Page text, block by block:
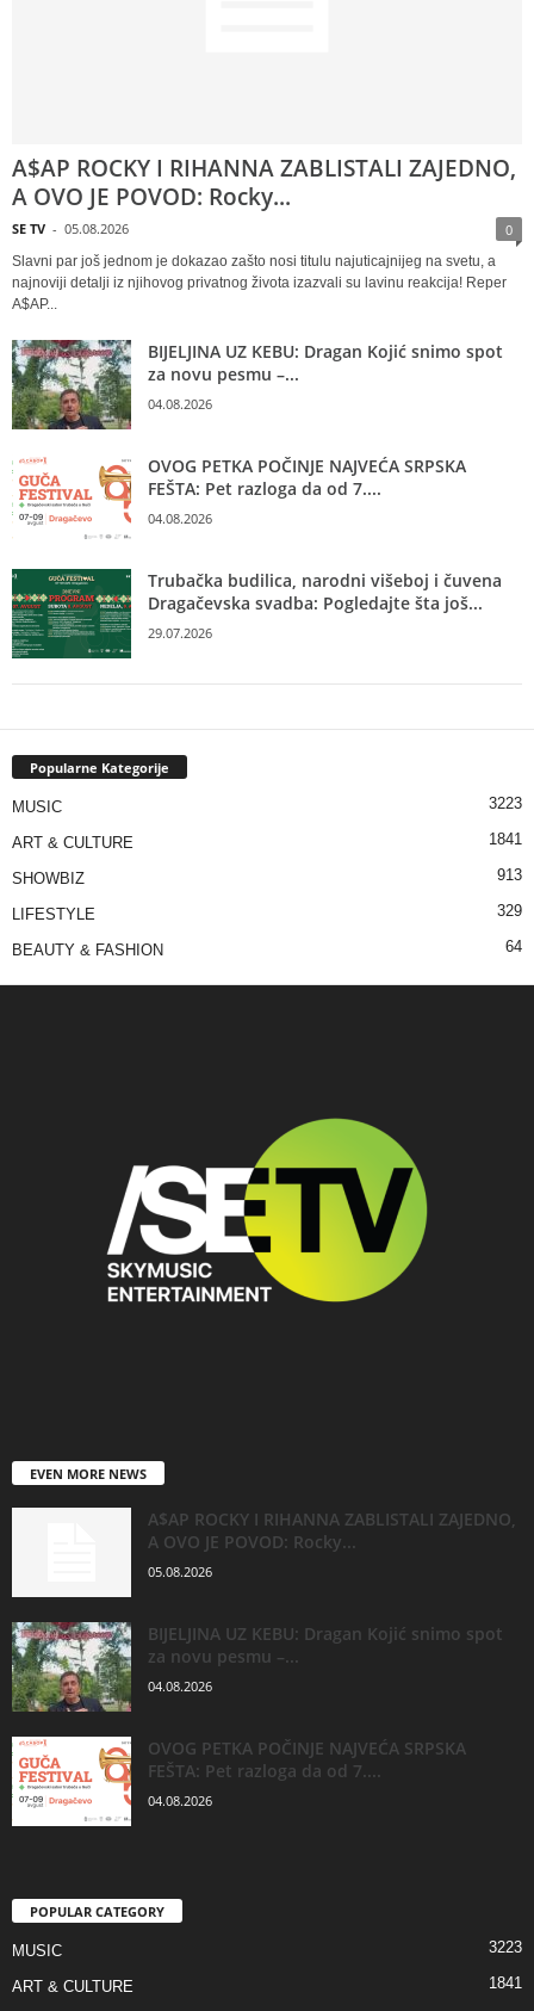
A$AP ROCKY I RIHANNA ZABLISTALI ZAJEDNO,
A OVO JE POVOD: Rocky...
SE TV - 05.08.2026 0
Slavni par još jednom je dokazao zašto nosi titulu najuticajnijeg na svetu, a
najnoviji detalji iz njihovog privatnog života izazvali su lavinu reakcija! Reper
A$AP...
BIJELJINA UZ KEBU: Dragan Kojić snimo spot
za novu pesmu –...
04.08.2026
OVOG PETKA POČINJE NAJVEĆA SRPSKA
FEŠTA: Pet razloga da od 7....
04.08.2026
Trubačka budilica, narodni višeboj i čuvena
Dragačevska svadba: Pogledajte šta još...
29.07.2026
Popularne Kategorije
MUSIC 3223
ART & CULTURE 1841
SHOWBIZ 913
LIFESTYLE 329
BEAUTY & FASHION 64
EVEN MORE NEWS
A$AP ROCKY I RIHANNA ZABLISTALI ZAJEDNO,
A OVO JE POVOD: Rocky...
05.08.2026
BIJELJINA UZ KEBU: Dragan Kojić snimo spot
za novu pesmu –...
04.08.2026
OVOG PETKA POČINJE NAJVEĆA SRPSKA
FEŠTA: Pet razloga da od 7....
04.08.2026
POPULAR CATEGORY
MUSIC 3223
ART & CULTURE
1841